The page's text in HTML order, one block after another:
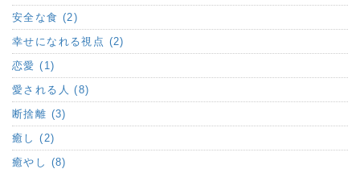
安全な食 (2)
幸せになれる視点 (2)
恋愛 (1)
愛される人 (8)
断捨離 (3)
癒し (2)
癒やし (8)